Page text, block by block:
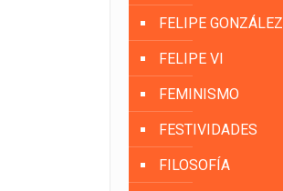
FELIPE GONZÁLEZ
FELIPE VI
FEMINISMO
FESTIVIDADES
FILOSOFÍA